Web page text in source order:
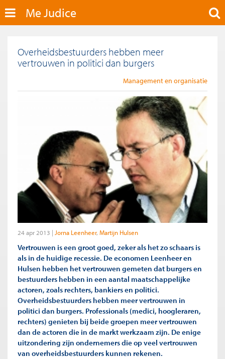
Me Judice
Overheidsbestuurders hebben meer
vertrouwen in politici dan burgers
Management en organisatie
24 apr 2013 Jorna Leenheer Martijn Hulsen
Vertrouwen is een groot goed, zeker als het zo schaars is
als in de huidige recessie. De economen Leenheer en
Hulsen hebben het vertrouwen gemeten dat burgers en
bestuurders hebben in een aantal maatschappelijke
actoren, zoals rechters, bankiers en politici.
Overheidsbestuurders hebben meer vertrouwen in
politici dan burgers. Professionals (medici, hoogleraren,
rechters) genieten bij beide groepen meer vertrouwen
dan de actoren die in de markt werkzaam zijn. De enige
uitzondering zijn ondernemers die op veel vertrouwen
van overheidsbestuurders kunnen rekenen.